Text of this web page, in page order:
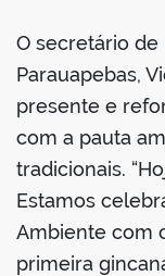
O secretário
Parauapebas,
presente e
com a pauta
tradicionais.
Estamos
Ambiente com
primeira